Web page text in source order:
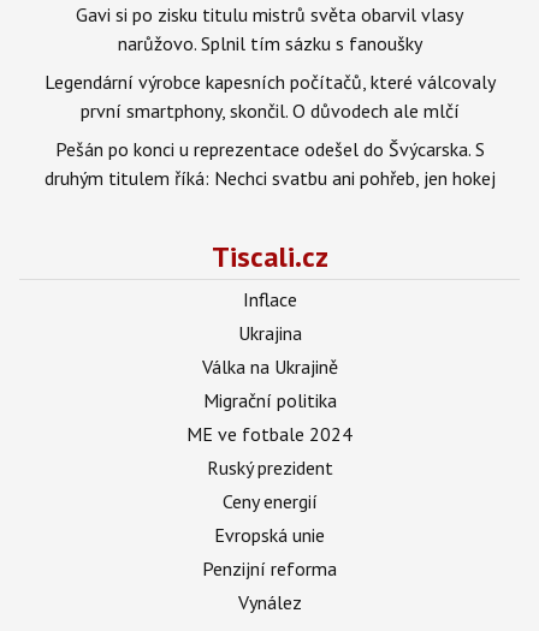
Gavi si po zisku titulu mistrů světa obarvil vlasy
narůžovo. Splnil tím sázku s fanoušky
Legendární výrobce kapesních počítačů, které válcovaly
první smartphony, skončil. O důvodech ale mlčí
Pešán po konci u reprezentace odešel do Švýcarska. S
druhým titulem říká: Nechci svatbu ani pohřeb, jen hokej
Tiscali.cz
Inflace
Ukrajina
Válka na Ukrajině
Migrační politika
ME ve fotbale 2024
Ruský prezident
Ceny energií
Evropská unie
Penzijní reforma
Vynález